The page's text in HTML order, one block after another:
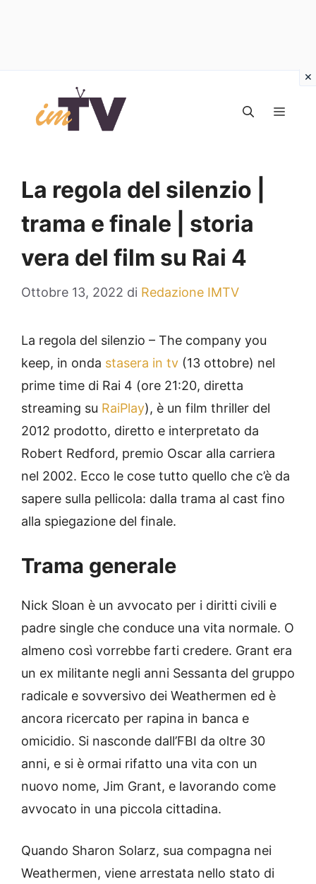
contenuto
La regola del silenzio |
trama e finale | storia
vera del film su Rai 4
Ottobre 13, 2022 di Redazione IMTV
La regola del silenzio – The company you
keep, in onda stasera in tv (13 ottobre) nel
prime time di Rai 4 (ore 21:20, diretta
streaming su RaiPlay), è un film thriller del
2012 prodotto, diretto e interpretato da
Robert Redford, premio Oscar alla carriera
nel 2002. Ecco le cose tutto quello che c’è da
sapere sulla pellicola: dalla trama al cast fino
alla spiegazione del finale.
Trama generale
Nick Sloan è un avvocato per i diritti civili e
padre single che conduce una vita normale. O
almeno così vorrebbe farti credere. Grant era
un ex militante negli anni Sessanta del gruppo
radicale e sovversivo dei Weathermen ed è
ancora ricercato per rapina in banca e
omicidio. Si nasconde dall’FBI da oltre 30
anni, e si è ormai rifatto una vita con un
nuovo nome, Jim Grant, e lavorando come
avvocato in una piccola cittadina.
Quando Sharon Solarz, sua compagna nei
Weathermen, viene arrestata nello stato di